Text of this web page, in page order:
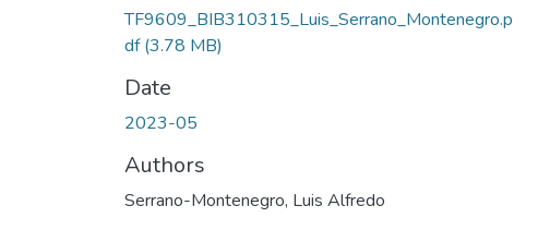
TF9609_BIB310315_Luis_Serrano_Montenegro.p
df(3.78 MB)
Date
2023-05
Authors
Serrano-Montenegro, Luis Alfredo